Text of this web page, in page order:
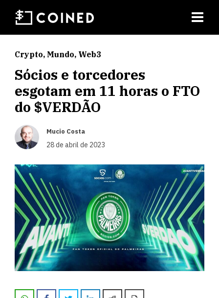
Crypto, Mundo, Web3
Sócios e torcedores
esgotam em 11 horas o FTO
do $VERDÃO
Mucio Costa
28 de abril de 2023